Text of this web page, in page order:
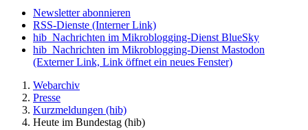
Newsletter abonnieren
RSS-Dienste (Interner Link)
hib_Nachrichten im Mikroblogging-Dienst BlueSky
hib_Nachrichten im Mikroblogging-Dienst Mastodon
(Externer Link, Link öffnet ein neues Fenster)
Webarchiv
Presse
Kurzmeldungen (hib)
Heute im Bundestag (hib)